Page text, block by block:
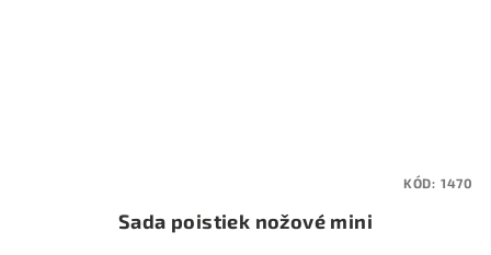
Sada poistiek nožové mini
KÓD: 1470